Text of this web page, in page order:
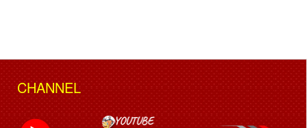
CHANNEL